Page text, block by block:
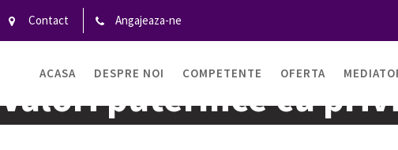
Contact Angajeaza-ne
ACASA DESPRE NOI COMPETENTE OFERTA
Valori puternice cu